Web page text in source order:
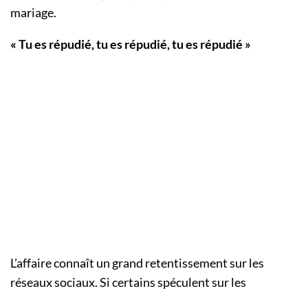
mariage.
« Tu es répudié, tu es répudié, tu es répudié »
L’affaire connaît un grand retentissement sur les
réseaux sociaux. Si certains spéculent sur les